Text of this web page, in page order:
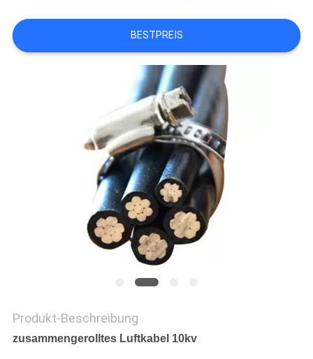
FORDERN
BESTPREIS
Produkt-Beschreibung
zusammengerolltes Luftkabel 10kv